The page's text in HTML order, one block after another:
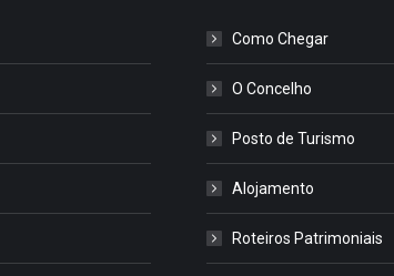
Como Chegar
O Concelho
Posto de Turismo
Alojamento
Roteiros Patrimoniais